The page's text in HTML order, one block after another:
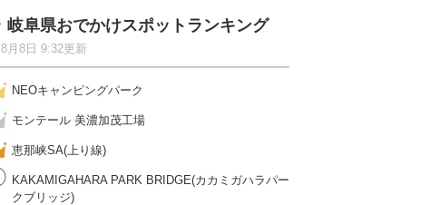
岐阜県おでかけスポットランキング
8月8日 9:32更新
NEOキャンピングパーク
モンテール 美濃加茂工場
恵那峡SA(上り線)
KAKAMIGAHARA PARK BRIDGE(カカミガハラパー
クブリッジ)